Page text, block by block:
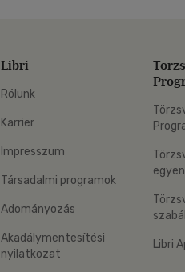
Libri
Rólunk
Karrier
Impresszum
Társadalmi programok
Adományozás
Akadálymentesítési
nyilatkozat
Libri